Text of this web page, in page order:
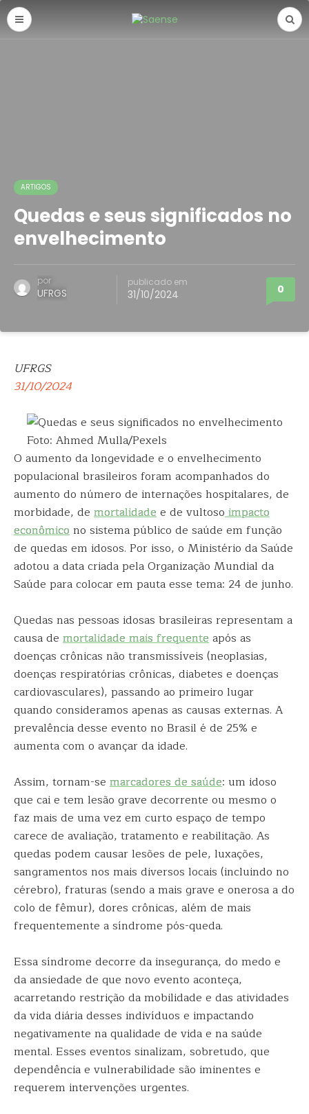
ARTIGOS
Quedas e seus significados no
envelhecimento
por
UFRGS
publicado em
31/10/2024 0
UFRGS
31/10/2024
Foto: Ahmed Mulla/Pexels
O aumento da longevidade e o envelhecimento
populacional brasileiros foram acompanhados do
aumento do número de internações hospitalares, de
morbidade, de mortalidadee de vultosoimpacto
econômicono sistema público de saúde em função
de quedas em idosos. Por isso, o Ministério da Saúde
adotou a data criada pela Organização Mundial da
Saúde para colocar em pauta esse tema: 24 de junho.
Quedas nas pessoas idosas brasileiras representam a
causa de mortalidade mais frequenteapós as
doenças crônicas não transmissíveis (neoplasias,
doenças respiratórias crônicas, diabetes e doenças
cardiovasculares), passando ao primeiro lugar
quando consideramos apenas as causas externas. A
prevalência desse evento no Brasil é de 25% e
aumenta com o avançar da idade.
Assim, tornam-se marcadores de saúde: um idoso
que cai e tem lesão grave decorrente ou mesmo o
faz mais de uma vez em curto espaço de tempo
carece de avaliação, tratamento e reabilitação. As
quedas podem causar lesões de pele, luxações,
sangramentos nos mais diversos locais (incluindo no
cérebro), fraturas (sendo a mais grave e onerosa a do
colo de fêmur), dores crônicas, além de mais
frequentemente a síndrome pós-queda.
Essa síndrome decorre da insegurança, do medo e
da ansiedade de que novo evento aconteça,
acarretando restrição da mobilidade e das atividades
da vida diária desses indivíduos e impactando
negativamente na qualidade de vida e na saúde
mental. Esses eventos sinalizam, sobretudo, que
dependência e vulnerabilidade são iminentes e
requerem intervenções urgentes.